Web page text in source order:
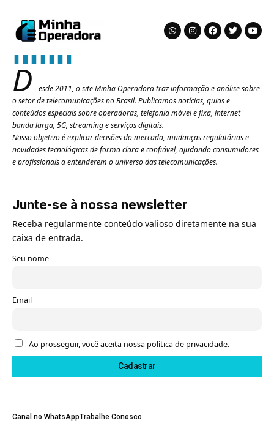
D
esde 2011, o site Minha Operadora traz informação e análise sobre
o setor de telecomunicações no Brasil. Publicamos notícias, guias e
conteúdos especiais sobre operadoras, telefonia móvel e fixa, internet
banda larga, 5G, streaming e serviços digitais.
Nosso objetivo é explicar decisões do mercado, mudanças regulatórias e
novidades tecnológicas de forma clara e confiável, ajudando consumidores
e profissionais a entenderem o universo das telecomunicações.
Junte-se à nossa newsletter
Receba regularmente conteúdo valioso diretamente na sua
caixa de entrada.
Seu nome
Email
Ao prosseguir, você aceita nossa política de privacidade.
Canal no WhatsAppTrabalhe Conosco